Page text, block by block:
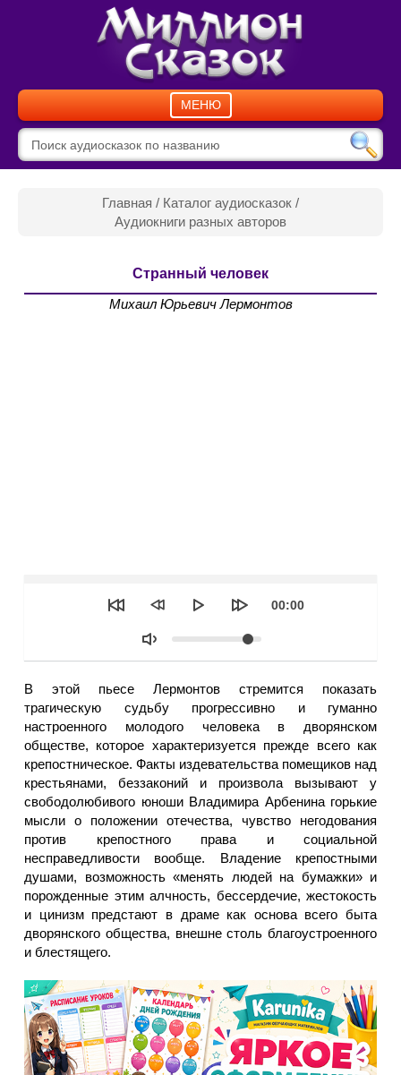
МЕНЮ
Главная / Каталог аудиосказок /
Аудиокниги разных авторов
Странный человек
Михаил Юрьевич Лермонтов
Текущее
00:00
Объем
В этой пьесе Лермонтов стремится показать
трагическую судьбу прогрессивно и гуманно
настроенного молодого человека в дворянском
обществе, которое характеризуется прежде всего как
крепостническое. Факты издевательства помещиков над
крестьянами, беззаконий и произвола вызывают у
свободолюбивого юноши Владимира Арбенина горькие
мысли о положении отечества, чувство негодования
против крепостного права и социальной
несправедливости вообще. Владение крепостными
душами, возможность «менять людей на бумажки» и
порожденные этим алчность, бессердечие, жестокость
и цинизм предстают в драме как основа всего быта
дворянского общества, внешне столь благоустроенного
и блестящего.